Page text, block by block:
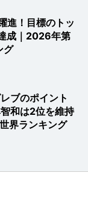
進！目標のトッ
成｜2026年第
グ
ブのポイント
和は2位を維持
界ランキング